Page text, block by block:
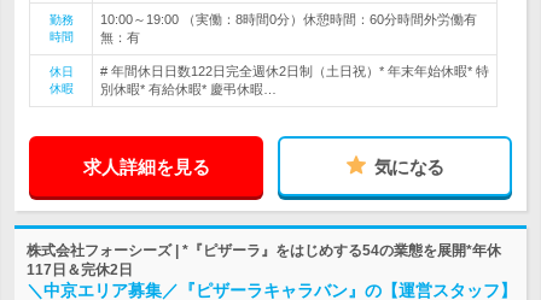
勤務
時間
10:00～19:00 （実働：8時間0分）休憩時間：60分時間外労働有
無：有
休日
休暇
# 年間休日日数122日完全週休2日制（土日祝）* 年末年始休暇* 特
別休暇* 有給休暇* 慶弔休暇…
求人詳細を見る 気になる
株式会社フォーシーズ | *『ピザーラ』をはじめする54の業態を展開*年休
117日＆完休2日
＼中京エリア募集／『ピザーラキャラバン』の【運営スタッフ】